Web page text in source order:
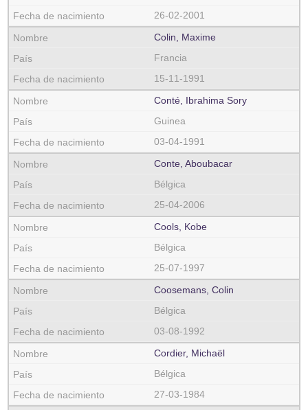
26-02-2001
Colin, Maxime
Francia
15-11-1991
Conté, Ibrahima Sory
Guinea
03-04-1991
Conte, Aboubacar
Bélgica
25-04-2006
Cools, Kobe
Bélgica
25-07-1997
Coosemans, Colin
Bélgica
03-08-1992
Cordier, Michaël
Bélgica
27-03-1984